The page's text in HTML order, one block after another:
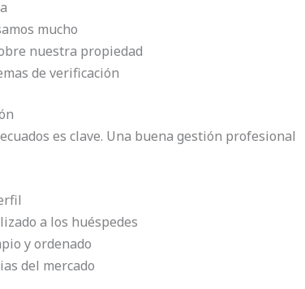
mucho
nuestra propiedad
de verificación
es clave. Una buena gestión profesional
a los huéspedes
y ordenado
del mercado